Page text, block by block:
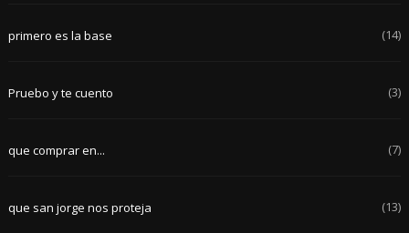
primero es la base (14)
Pruebo y te cuento (3)
que comprar en... (7)
que san jorge nos proteja (13)